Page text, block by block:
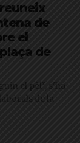
de
el
de
el pèl”, s'ha
de la